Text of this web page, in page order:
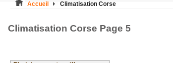
Accueil Climatisation Corse
Climatisation Corse Page 5